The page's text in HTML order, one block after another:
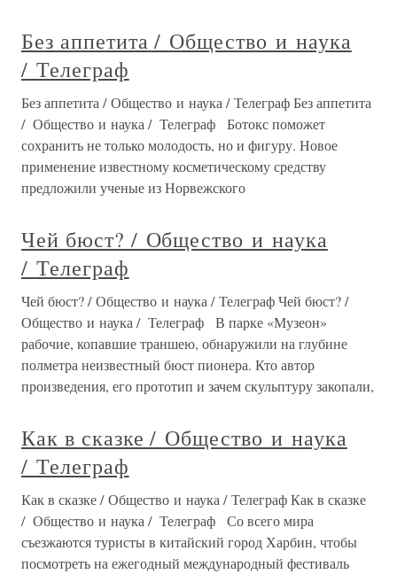
Без аппетита / Общество и наука
/ Телеграф
Без аппетита / Общество и наука / Телеграф Без аппетита
/ Общество и наука / Телеграф Ботокс поможет
сохранить не только молодость, но и фигуру. Новое
применение известному косметическому средству
предложили ученые из Норвежского
Чей бюст? / Общество и наука
/ Телеграф
Чей бюст? / Общество и наука / Телеграф Чей бюст? /
Общество и наука / Телеграф В парке «Музеон»
рабочие, копавшие траншею, обнаружили на глубине
полметра неизвестный бюст пионера. Кто автор
произведения, его прототип и зачем скульптуру закопали,
Как в сказке / Общество и наука
/ Телеграф
Как в сказке / Общество и наука / Телеграф Как в сказке
/ Общество и наука / Телеграф Со всего мира
съезжаются туристы в китайский город Харбин, чтобы
посмотреть на ежегодный международный фестиваль